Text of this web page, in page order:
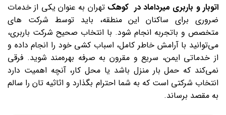
اتوبار و باربری میرداماد در کوهک تهران به‌ عنوان یکی از خدمات
ضروری برای ساکنان این منطقه، باید توسط شرکت‌ های
متخصص و باتجربه انجام شود. با انتخاب صحیح شرکت باربری،
می‌توانید با آرامش خاطر کامل، اسباب‌ کشی خود را انجام داده و
از خدماتی ایمن، سریع و مقرون‌ به‌ صرفه بهره‌مند شوید. فرقی
نمی‌کند که حمل بار منزل باشد یا محل کار، آنچه اهمیت دارد
انتخاب شرکتی است که به شما احترام بگذارد و اثاثیه‌ تان را سالم
به مقصد برساند.